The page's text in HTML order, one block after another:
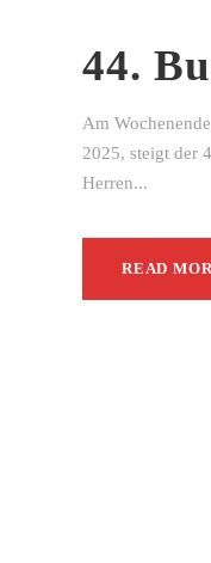
44.
Am
2025, steigt der
Herren...
READ